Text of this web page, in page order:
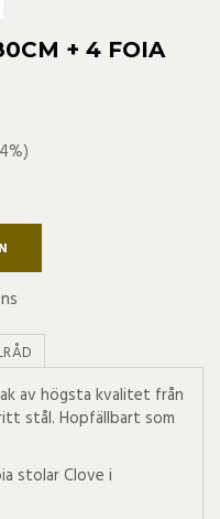
+ 4 FOIA
%)
av högsta kvalitet från
stål. Hopfällbart som
stolar Clove i